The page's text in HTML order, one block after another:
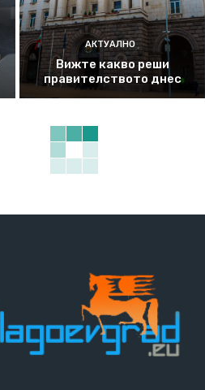
АКТУАЛНО
Вижте какво реши
правителството днес